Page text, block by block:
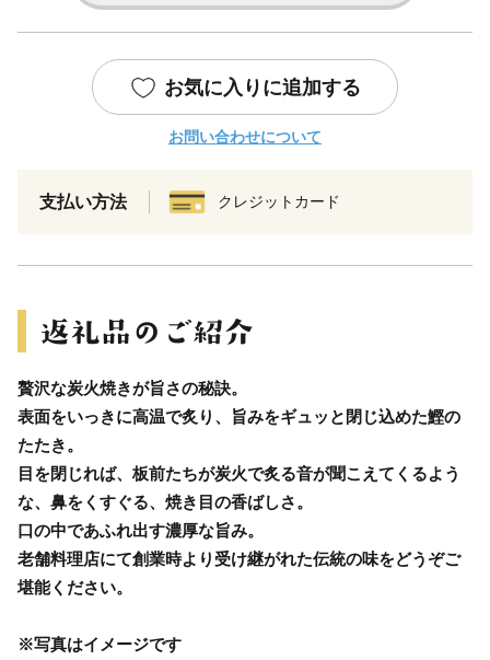
お気に入りに追加する
お問い合わせについて
支払い方法 クレジットカード
贅沢な炭火焼きが旨さの秘訣。
表面をいっきに高温で炙り、旨みをギュッと閉じ込めた鰹の
たたき。
目を閉じれば、板前たちが炭火で炙る音が聞こえてくるよう
な、鼻をくすぐる、焼き目の香ばしさ。
口の中であふれ出す濃厚な旨み。
老舗料理店にて創業時より受け継がれた伝統の味をどうぞご
堪能ください。
※写真はイメージです